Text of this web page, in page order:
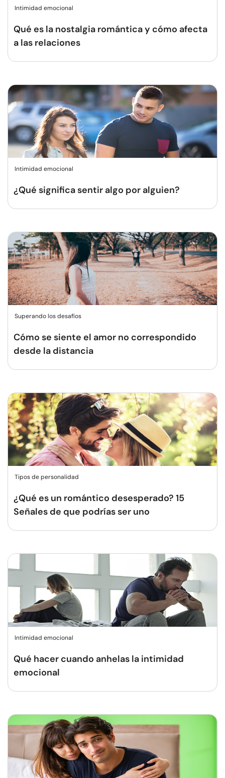
Intimidad emocional
Qué es la nostalgia romántica y cómo afecta
a las relaciones
Intimidad emocional
¿Qué significa sentir algo por alguien?
Superando los desafíos
Cómo se siente el amor no correspondido
desde la distancia
Tipos de personalidad
¿Qué es un romántico desesperado? 15
Señales de que podrías ser uno
Intimidad emocional
Qué hacer cuando anhelas la intimidad
emocional